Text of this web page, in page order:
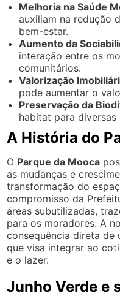
Melhoria na Saúde
auxiliam na redução
bem-estar.
Aumento da
interação entre os
comunitários.
Valorização
pode aumentar o
Preservação da
habitat para diversas
A História do
O Parque da Mooca
as mudanças e
transformação do
compromisso da
áreas subutilizadas,
para os moradores. A
consequência direta de
que visa integrar ao
e o lazer.
Junho Verde e